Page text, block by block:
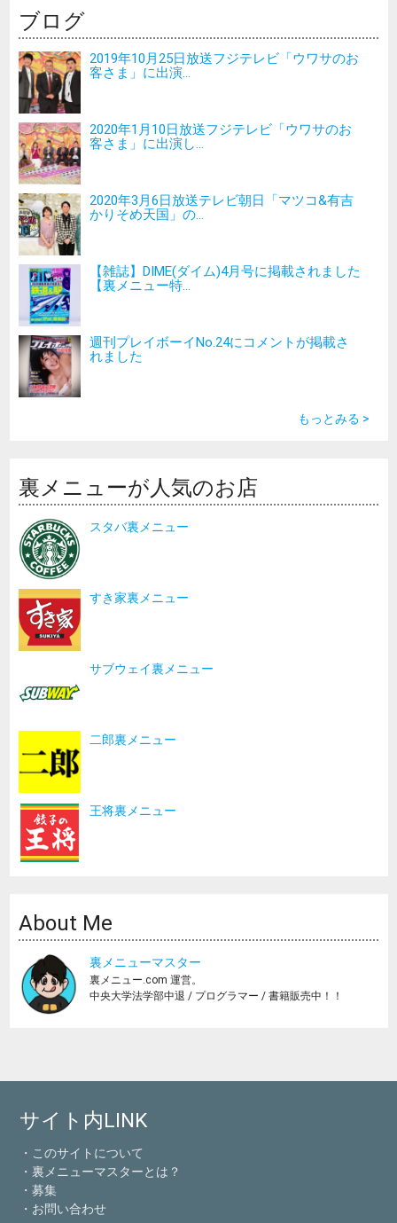
ブログ
2019年10月25日放送フジテレビ「ウワサのお
客さま」に出演...
2020年1月10日放送フジテレビ「ウワサのお
客さま」に出演し...
2020年3月6日放送テレビ朝日「マツコ&有吉
かりそめ天国」の...
【雑誌】DIME(ダイム)4月号に掲載されました
【裏メニュー特...
週刊プレイボーイNo.24にコメントが掲載さ
れました
もっとみる >
裏メニューが人気のお店
スタバ裏メニュー
すき家裏メニュー
サブウェイ裏メニュー
二郎裏メニュー
王将裏メニュー
About Me
裏メニューマスター
裏メニュー.com 運営。
中央大学法学部中退 / プログラマー / 書籍販売中！！
サイト内LINK
・このサイトについて
・裏メニューマスターとは？
・募集
・お問い合わせ